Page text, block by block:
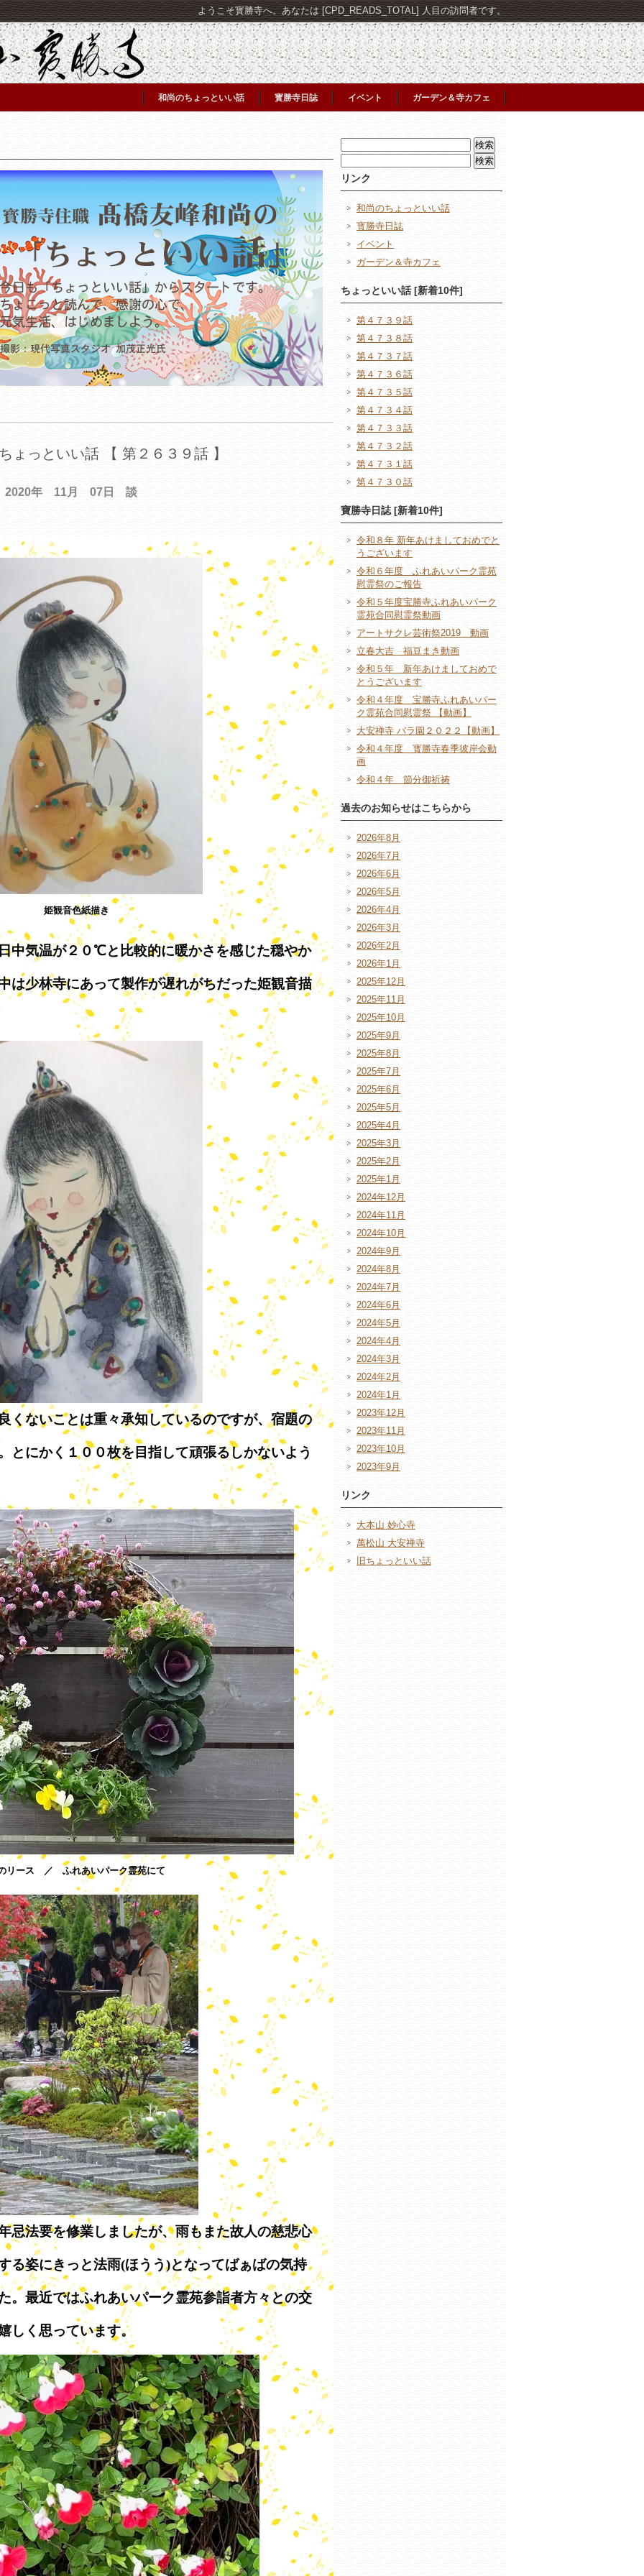
ようこそ寳勝寺へ。あなたは [CPD_READS_TOTAL] 人目の訪問者です。
和尚のちょっといい話 寳勝寺日誌 イベント ガーデン＆寺カフェ
ょっといい話 【 第２６３９話 】
2020年 11月 07日 談
姫観音色紙描き
中気温が２０℃と比較的に暖かさを感じた穏やか
は少林寺にあって製作が遅れがちだった姫観音描
くないことは重々承知しているのですが、宿題の
とにかく１００枚を目指して頑張るしかないよう
リース ／ ふれあいパーク霊苑にて
忌法要を修業しましたが、雨もまた故人の慈悲心
る姿にきっと法雨(ほうう)となってばぁばの気持
。最近ではふれあいパーク霊苑参詣者方々との交
しく思っています。
索:
索:
リンク
和尚のちょっといい話
寳勝寺日誌
イベント
ガーデン＆寺カフェ
ちょっといい話 [新着10件]
第４７３９話
第４７３８話
第４７３７話
第４７３６話
第４７３５話
第４７３４話
第４７３３話
第４７３２話
第４７３１話
第４７３０話
寶勝寺日誌 [新着10件]
令和８年 新年あけましておめでと
うございます
令和６年度 ふれあいパーク霊苑
慰霊祭のご報告
令和５年度宝勝寺ふれあいパーク
霊苑合同慰霊祭動画
アートサクレ芸術祭2019 動画
立春大吉 福豆まき動画
令和５年 新年あけましておめで
とうございます
令和４年度 宝勝寺ふれあいパー
ク霊苑合同慰霊祭 【動画】
大安禅寺 バラ園２０２２【動画】
令和４年度 寳勝寺春季彼岸会動
画
令和４年 節分御祈祷
過去のお知らせはこちらから
2026年8月
2026年7月
2026年6月
2026年5月
2026年4月
2026年3月
2026年2月
2026年1月
2025年12月
2025年11月
2025年10月
2025年9月
2025年8月
2025年7月
2025年6月
2025年5月
2025年4月
2025年3月
2025年2月
2025年1月
2024年12月
2024年11月
2024年10月
2024年9月
2024年8月
2024年7月
2024年6月
2024年5月
2024年4月
2024年3月
2024年2月
2024年1月
2023年12月
2023年11月
2023年10月
2023年9月
リンク
大本山 妙心寺
萬松山 大安禅寺
旧ちょっといい話